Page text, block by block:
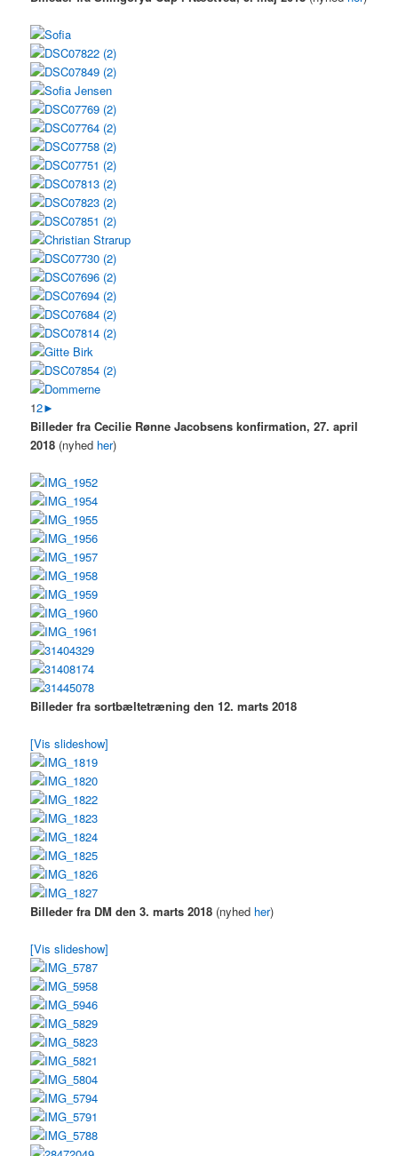
12►
Billeder fra Cecilie Rønne Jacobsens konfirmation, 27. april
2018 (nyhed her)
Billeder fra sortbæltetræning den 12. marts 2018
[Vis slideshow]
Billeder fra DM den 3. marts 2018 (nyhed her)
[Vis slideshow]